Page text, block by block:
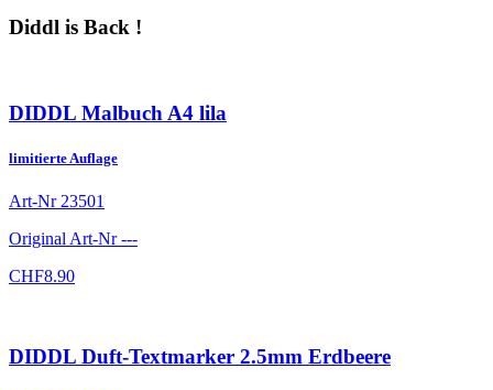
Diddl is Back !
DIDDL Malbuch A4 lila
limitierte Auflage
Art-Nr 23501
Original Art-Nr---
CHF8.90
DIDDL Duft-Textmarker 2.5mm Erdbeere